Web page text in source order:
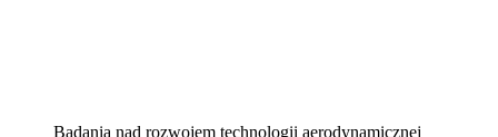
Badania nad rozwojem technologii aerodynamicznej